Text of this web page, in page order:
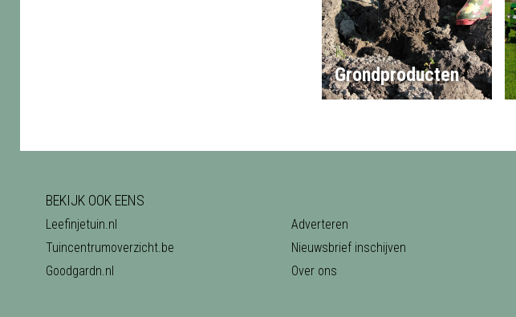
Grondproducten
BEKIJK OOK EENS
Leefinjetuin.nl
Tuincentrumoverzicht.be
Goodgardn.nl
Adverteren
Nieuwsbrief inschijven
Over ons